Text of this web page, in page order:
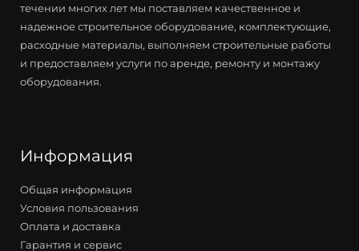
течении многих лет мы поставляем качественное и
надежное строительное оборудование, комплектующие,
расходные материалы, выполняем строительные работы
и предоставляем услуги по аренде, ремонту и монтажу
оборудования.
Информация
Общая информация
Условия пользования
Оплата и доставка
Гарантия и сервис